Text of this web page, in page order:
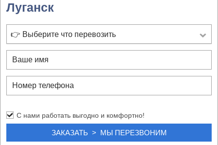
т
Луганск
👉 Выберите что перевозить
С нами работать выгодно и комфортно!